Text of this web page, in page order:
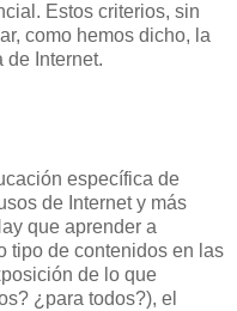
Estos criterios, sin
como hemos dicho, la
de Internet.
específica de
de Internet y más
que aprender a
tipo de contenidos en las
de lo que
¿para todos?), el